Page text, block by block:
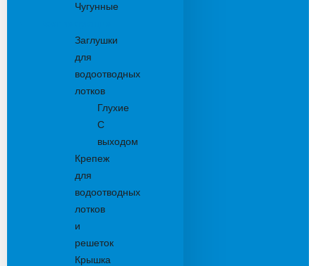
Чугунные
Заглушки
для
водоотводных
лотков
Глухие
С
выходом
Крепеж
для
водоотводных
лотков
и
решеток
Крышка